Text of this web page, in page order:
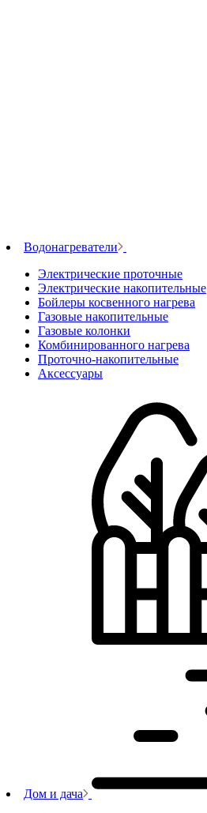
Водонагреватели
Электрические проточные
Электрические накопительные
Бойлеры косвенного нагрева
Газовые накопительные
Газовые колонки
Комбинированного нагрева
Проточно-накопительные
Аксессуары
Дом и дача